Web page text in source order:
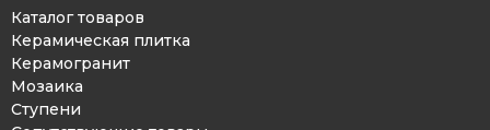
Каталог товаров
Керамическая плитка
Керамогранит
Мозаика
Ступени